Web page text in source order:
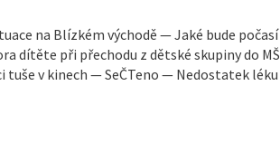
na Blízkém východě — Jaké bude počasí
dítěte při přechodu z dětské skupiny do MŠ
v kinech — SeČTeno — Nedostatek léku